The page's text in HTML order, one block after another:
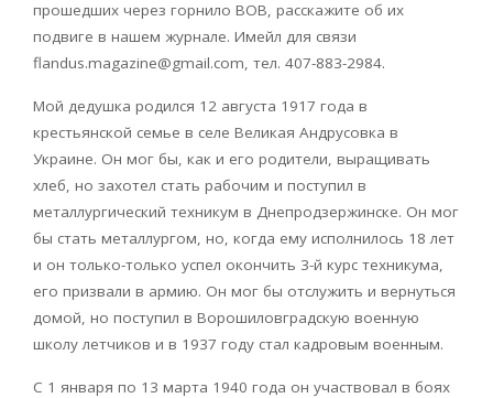
прошедших через горнило ВОВ, расскажите об их
подвиге в нашем журнале. Имейл для связи
flandus.magazine@gmail.com, тел. 407-883-2984.
Мой дедушка родился 12 августа 1917 года в
крестьянской семье в селе Великая Андрусовка в
Украине. Он мог бы, как и его родители, выращивать
хлеб, но захотел стать рабочим и поступил в
металлургический техникум в Днепродзержинске. Он мог
бы стать металлургом, но, когда ему исполнилось 18 лет
и он только-только успел окончить 3-й курс техникума,
его призвали в армию. Он мог бы отслужить и вернуться
домой, но поступил в Ворошиловградскую военную
школу летчиков и в 1937 году стал кадровым военным.
С 1 января по 13 марта 1940 года он участвовал в боях